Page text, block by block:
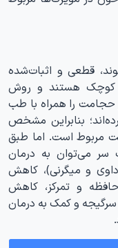
قطعی و اثبات‌شده
کوچک هستند و روش
حجامت را همراه با طب
بنابراین مشخص
مربوط است. اما طبق
می‌توان به درمان
و میگرنی)، کاهش
و تمرکز، کاهش
و کمک به درمان